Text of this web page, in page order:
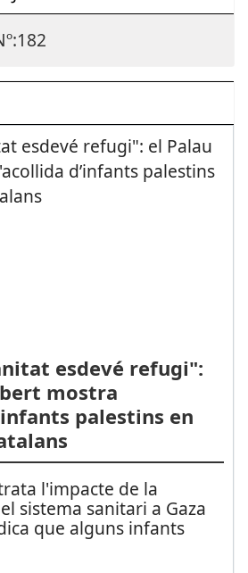
esdevé refugi":
mostra
palestins en
l'impacte de la
sistema sanitari a Gaza
que alguns infants